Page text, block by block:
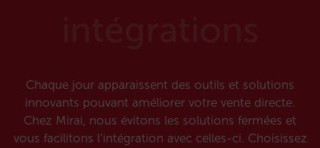
Chaque jour apparaissent des outils et solutions
innovants pouvant améliorer votre vente directe.
Chez Mirai, nous évitons les solutions fermées et
vous facilitons l’intégration avec celles-ci. Choisissez